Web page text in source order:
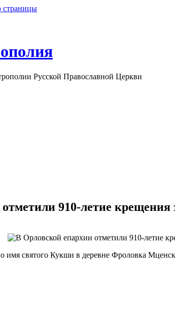
страницы
Русской Православной Церкви
910-летие
имя святого Кукши в деревне Фроловка